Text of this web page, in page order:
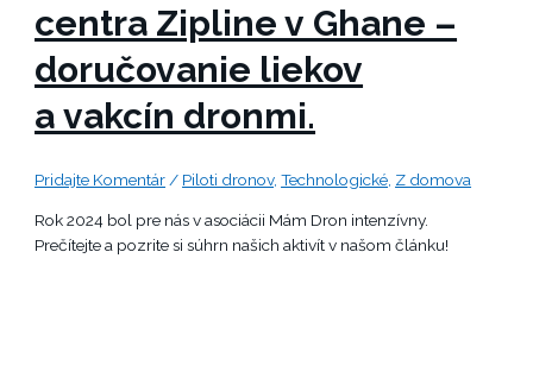
centra Zipline v Ghane –
doručovanie liekov
a vakcín dronmi.
Pridajte Komentár/ Piloti dronov,Technologické, Z domova
Rok 2024 bol pre nás v asociácii Mám Dron intenzívny.
Prečítejte a pozrite si súhrn našich aktivít v našom článku!